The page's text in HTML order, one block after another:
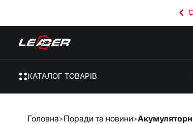
КАТАЛОГ ТОВАРІВ
Головна>Поради та новини>